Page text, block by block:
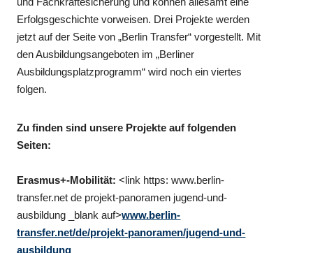
Erfolgsgeschichte vorweisen. Drei Projekte werden
jetzt auf der Seite von „Berlin Transfer“ vorgestellt. Mit
den Ausbildungsangeboten im „Berliner
Ausbildungsplatzprogramm“ wird noch ein viertes
folgen.
Zu finden sind unsere Projekte auf folgenden
Seiten:
Erasmus+-Mobilität:<link https: www.berlin-
transfer.net de projekt-panoramen jugend-und-
ausbildung _blank auf>www.berlin-
transfer.net/de/projekt-panoramen/jugend-und-
ausbildung